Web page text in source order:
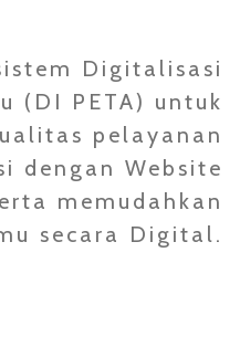
Digitalisasi
(DI PETA) untuk
pelayanan
dengan Website
memudahkan
secara Digital.